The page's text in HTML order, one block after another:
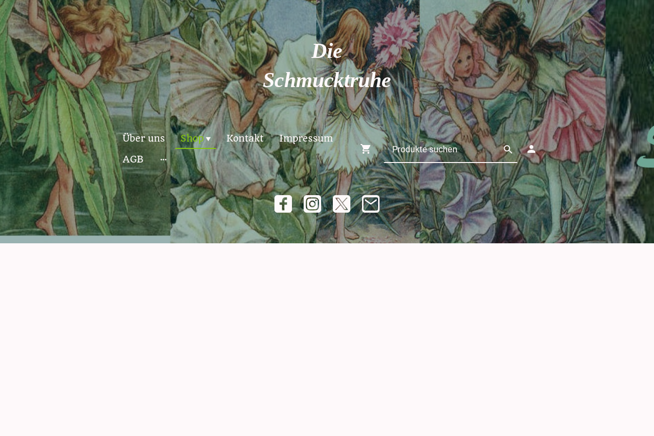
Die
Schmucktruhe
Über uns Shop Kontakt
Impressum
AGB